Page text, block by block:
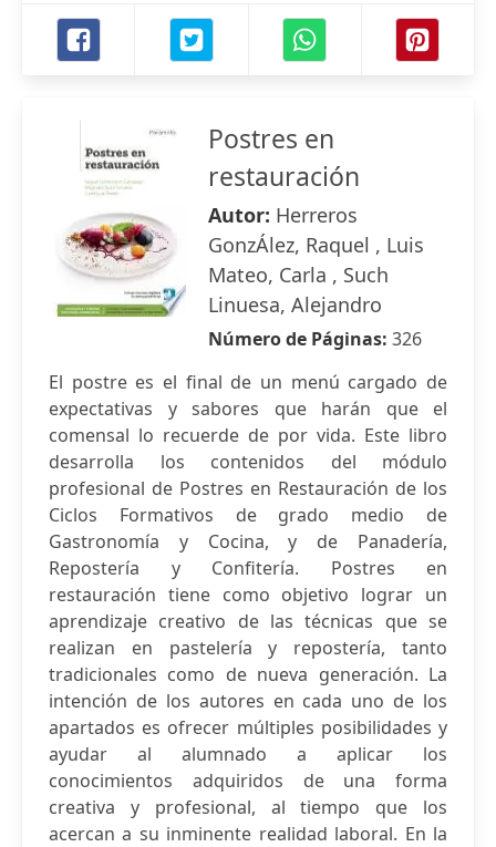
Postres en
restauración
Autor: Herreros
GonzÁlez, Raquel , Luis
Mateo, Carla , Such
Linuesa, Alejandro
Número de Páginas: 326
El postre es el final de un menú cargado de
expectativas y sabores que harán que el
comensal lo recuerde de por vida. Este libro
desarrolla los contenidos del módulo
profesional de Postres en Restauración de los
Ciclos Formativos de grado medio de
Gastronomía y Cocina, y de Panadería,
Repostería y Confitería. Postres en
restauración tiene como objetivo lograr un
aprendizaje creativo de las técnicas que se
realizan en pastelería y repostería, tanto
tradicionales como de nueva generación. La
intención de los autores en cada uno de los
apartados es ofrecer múltiples posibilidades y
ayudar al alumnado a aplicar los
conocimientos adquiridos de una forma
creativa y profesional, al tiempo que los
acercan a su inminente realidad laboral. En la